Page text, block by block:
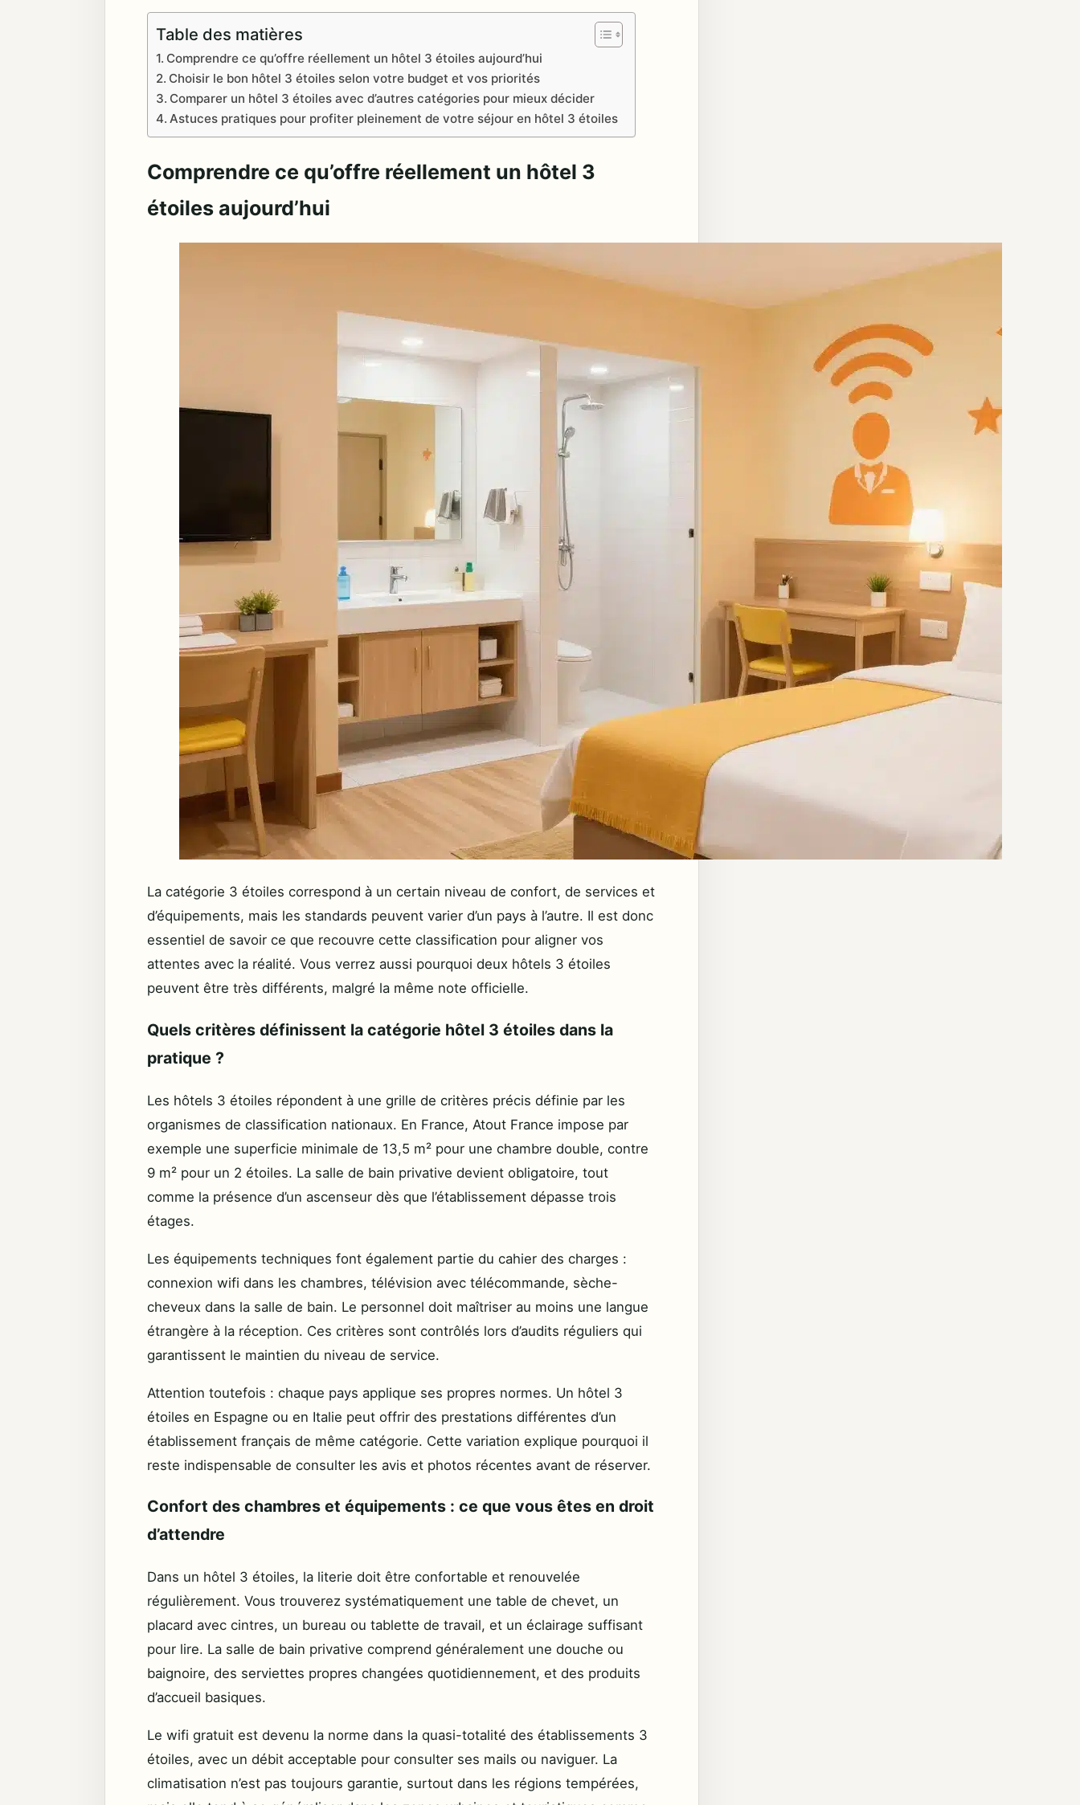
Table des matières
Comprendre ce qu’offre réellement un hôtel 3 étoiles aujourd’hui
Choisir le bon hôtel 3 étoiles selon votre budget et vos priorités
Comparer un hôtel 3 étoiles avec d’autres catégories pour mieux décider
Astuces pratiques pour profiter pleinement de votre séjour en hôtel 3 étoiles
Comprendre ce qu’offre réellement un hôtel 3
étoiles aujourd’hui
La catégorie 3 étoiles correspond à un certain niveau de confort, de services et
d’équipements, mais les standards peuvent varier d’un pays à l’autre. Il est donc
essentiel de savoir ce que recouvre cette classification pour aligner vos
attentes avec la réalité. Vous verrez aussi pourquoi deux hôtels 3 étoiles
peuvent être très différents, malgré la même note officielle.
Quels critères définissent la catégorie hôtel 3 étoiles dans la
pratique ?
Les hôtels 3 étoiles répondent à une grille de critères précis définie par les
organismes de classification nationaux. En France, Atout France impose par
exemple une superficie minimale de 13,5 m² pour une chambre double, contre
9 m² pour un 2 étoiles. La salle de bain privative devient obligatoire, tout
comme la présence d’un ascenseur dès que l’établissement dépasse trois
étages.
Les équipements techniques font également partie du cahier des charges :
connexion wifi dans les chambres, télévision avec télécommande, sèche-
cheveux dans la salle de bain. Le personnel doit maîtriser au moins une langue
étrangère à la réception. Ces critères sont contrôlés lors d’audits réguliers qui
garantissent le maintien du niveau de service.
Attention toutefois : chaque pays applique ses propres normes. Un hôtel 3
étoiles en Espagne ou en Italie peut offrir des prestations différentes d’un
établissement français de même catégorie. Cette variation explique pourquoi il
reste indispensable de consulter les avis et photos récentes avant de réserver.
Confort des chambres et équipements : ce que vous êtes en droit
d’attendre
Dans un hôtel 3 étoiles, la literie doit être confortable et renouvelée
régulièrement. Vous trouverez systématiquement une table de chevet, un
placard avec cintres, un bureau ou tablette de travail, et un éclairage suffisant
pour lire. La salle de bain privative comprend généralement une douche ou
baignoire, des serviettes propres changées quotidiennement, et des produits
d’accueil basiques.
Le wifi gratuit est devenu la norme dans la quasi-totalité des établissements 3
étoiles, avec un débit acceptable pour consulter ses mails ou naviguer. La
climatisation n’est pas toujours garantie, surtout dans les régions tempérées,